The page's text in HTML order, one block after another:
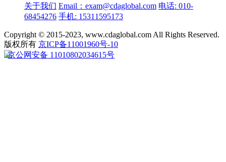
关于我们 Email：exam@cdaglobal.com 电话: 010-
68454276 手机: 15311595173
Copyright © 2015-2023, www.cdaglobal.com All Rights Reserved.
版权所有 京ICP备11001960号-10
京公网安备 11010802034615号